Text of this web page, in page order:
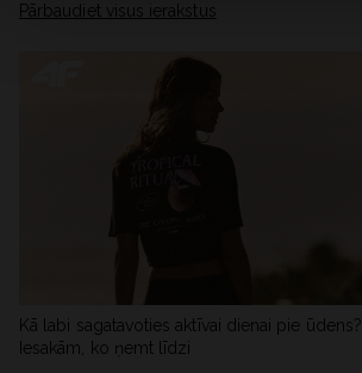
Pārbaudiet visus ierakstus
Kā labi sagatavoties aktīvai dienai pie ūdens?
Iesakām, ko ņemt līdzi